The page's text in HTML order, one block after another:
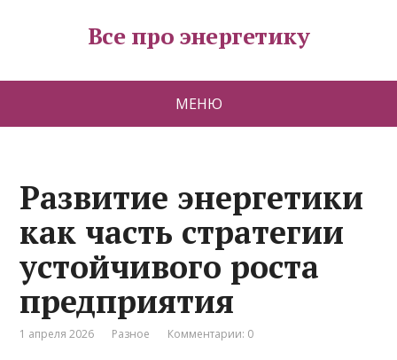
Все про энергетику
МЕНЮ
Развитие энергетики
как часть стратегии
устойчивого роста
предприятия
1 апреля 2026 Разное Комментарии: 0